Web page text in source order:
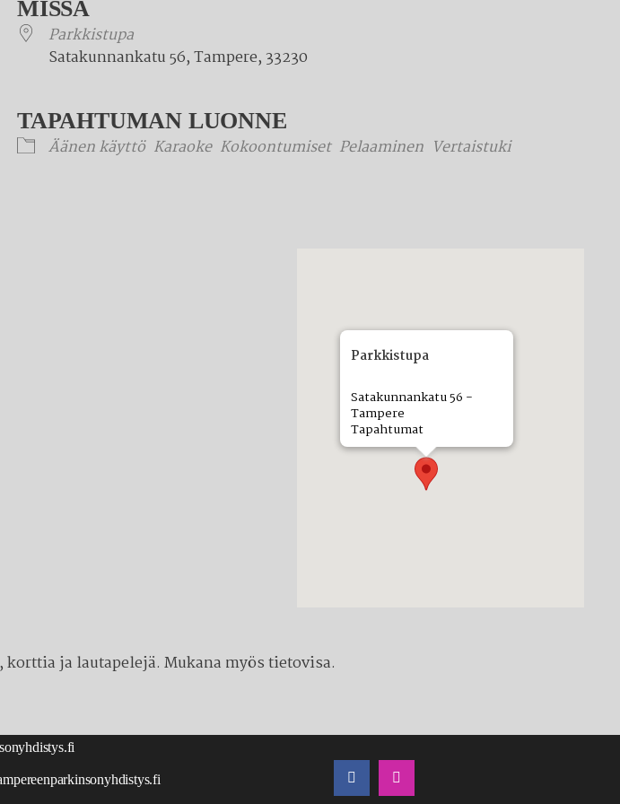
MISSÄ
Parkkistupa
Satakunnankatu 56, Tampere, 33230
TAPAHTUMAN LUONNE
Äänen käyttö Karaoke Kokoontumiset Pelaaminen Vertaistuki
Parkkistupa
Satakunnankatu 56 -
Tampere
Tapahtumat
ja lautapelejä. Mukana myös tietovisa.